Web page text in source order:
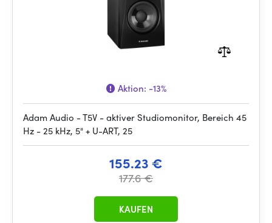
Aktion: -13%
Adam Audio - T5V - aktiver Studiomonitor, Bereich 45
Hz - 25 kHz, 5" + U-ART, 25
155.23 €
177.6 €
KAUFEN